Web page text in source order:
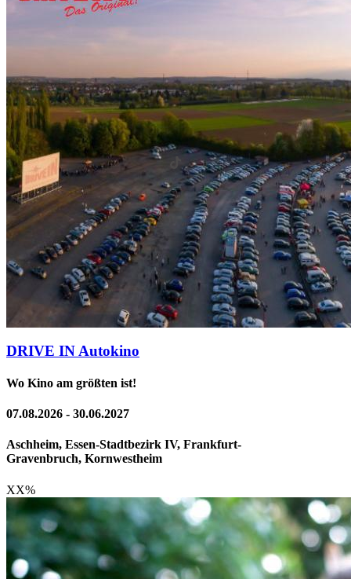
DRIVE IN Autokino
Wo Kino am größten ist!
07.08.2026 - 30.06.2027
Aschheim, Essen-Stadtbezirk IV, Frankfurt-
Gravenbruch, Kornwestheim
XX%